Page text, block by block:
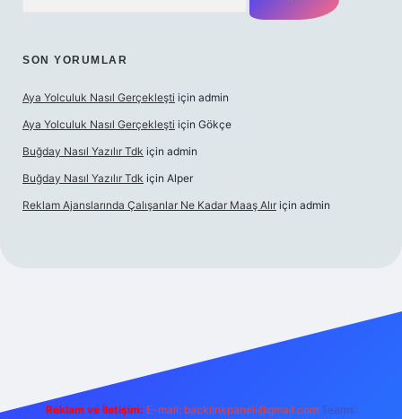
SON YORUMLAR
Aya Yolculuk Nasıl Gerçekleşti için admin
Aya Yolculuk Nasıl Gerçekleşti için Gökçe
Buğday Nasıl Yazılır Tdk için admin
Buğday Nasıl Yazılır Tdk için Alper
Reklam Ajanslarında Çalışanlar Ne Kadar Maaş Alır için admin
Reklam ve İletişim: E-mail: backlinkpaneli@gmail.com Teams: